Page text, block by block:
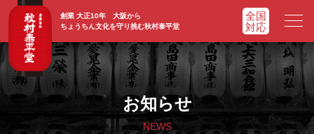
創業 大正10年 大阪から
ちょうちん文化を守り挑む秋村泰平堂
ホーム HOME
ADVATAGE
お知らせ
NEWS